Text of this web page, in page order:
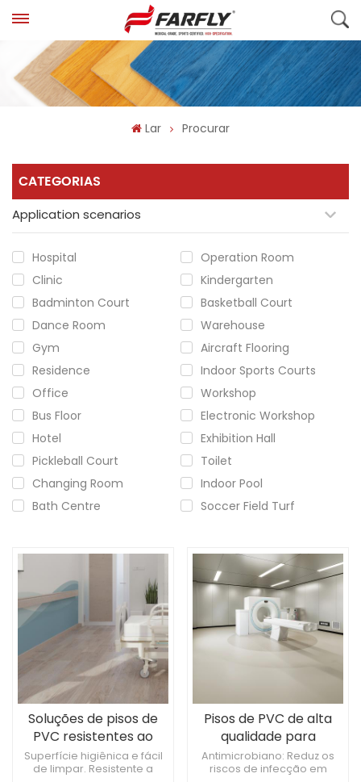
Lar Procurar
CATEGORIAS
Application scenarios
Hospital
Operation Room
Clinic
Kindergarten
Badminton Court
Basketball Court
Dance Room
Warehouse
Gym
Aircraft Flooring
Residence
Indoor Sports Courts
Office
Workshop
Bus Floor
Electronic Workshop
Hotel
Exhibition Hall
Pickleball Court
Toilet
Changing Room
Indoor Pool
Bath Centre
Soccer Field Turf
Soluções de pisos de
PVC resistentes ao
fogo para hospitais
Superfície higiênica e fácil
de limpar. Resistente a
Pisos de PVC de alta
qualidade para
ambientes
hospitalares
Antimicrobiano: Reduz os
riscos de infecção em